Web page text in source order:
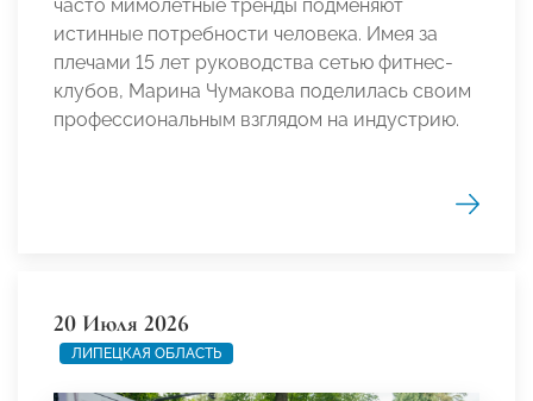
часто мимолетные тренды подменяют
истинные потребности человека. Имея за
плечами 15 лет руководства сетью фитнес-
клубов, Марина Чумакова поделилась своим
профессиональным взглядом на индустрию.
20 Июля 2026
ЛИПЕЦКАЯ ОБЛАСТЬ